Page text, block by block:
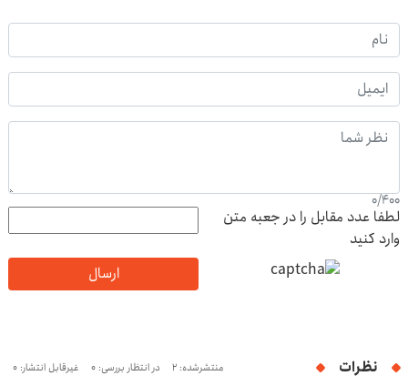
0/400
لطفا عدد مقابل را در جعبه متن
وارد کنید
ارسال
نظرات منتشرشده: 2 در انتظار بررسی: 0 غیرقابل انتشار: 0